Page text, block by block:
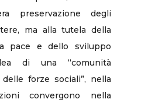
preservazione degli
ma alla tutela della
pace e dello sviluppo
di una “comunità
forze sociali”, nella
convergono nella